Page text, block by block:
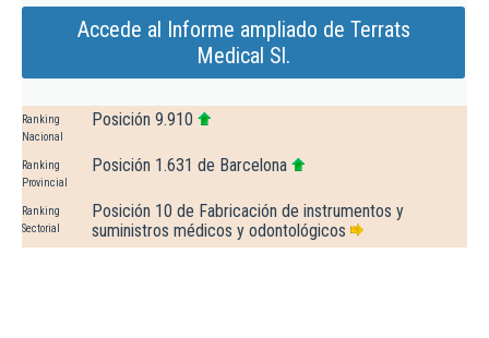
Accede al Informe ampliado de Terrats
Medical Sl.
Ranking
Nacional
Posición 9.910
Ranking
Provincial
Posición 1.631 de Barcelona
Ranking
Sectorial
Posición 10 de Fabricación de instrumentos y
suministros médicos y odontológicos